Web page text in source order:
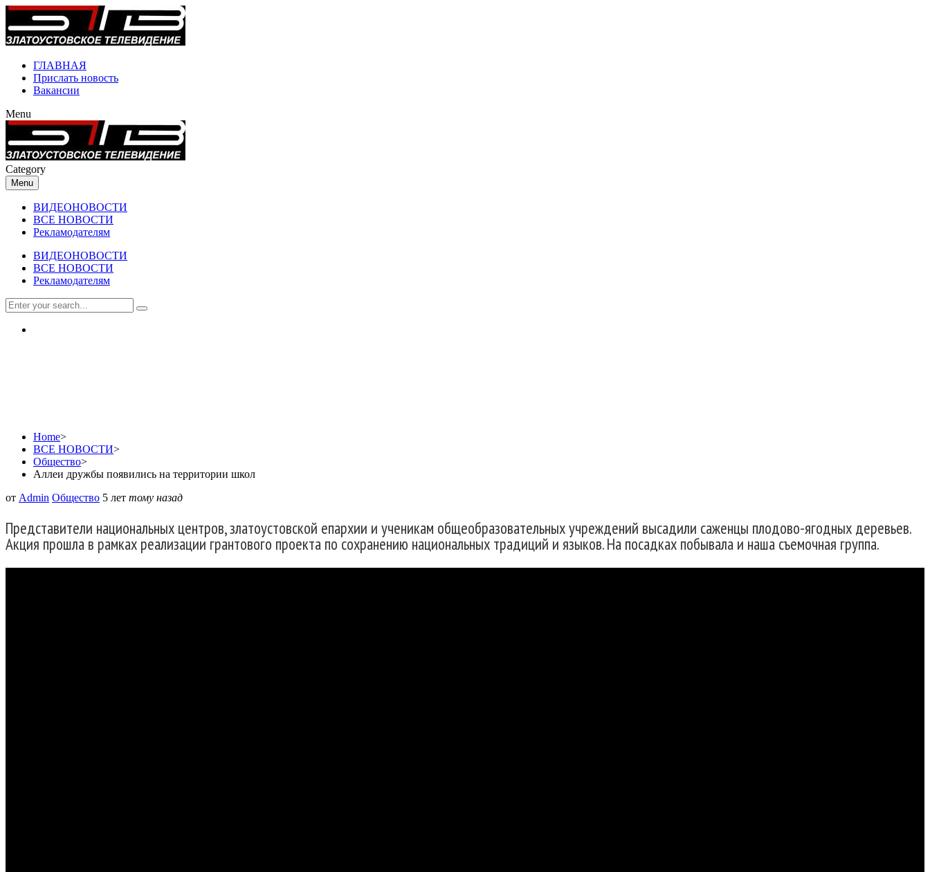
ГЛАВНАЯ
Прислать новость
Вакансии
Menu
Category
Menu
ВИДЕОНОВОСТИ
ВСЕ НОВОСТИ
Рекламодателям
ВИДЕОНОВОСТИ
ВСЕ НОВОСТИ
Рекламодателям
Home>
ВСЕ НОВОСТИ>
Общество>
Аллеи дружбы появились на территории школ
от Admin Общество 5 лет тому назад
Представители национальных центров, златоустовской епархии и ученикам общеобразовательных учреждений высадили саженцы плодово-ягодных деревьев.
Акция прошла в рамках реализации грантового проекта по сохранению национальных традиций и языков. На посадках побывала и наша съемочная группа.